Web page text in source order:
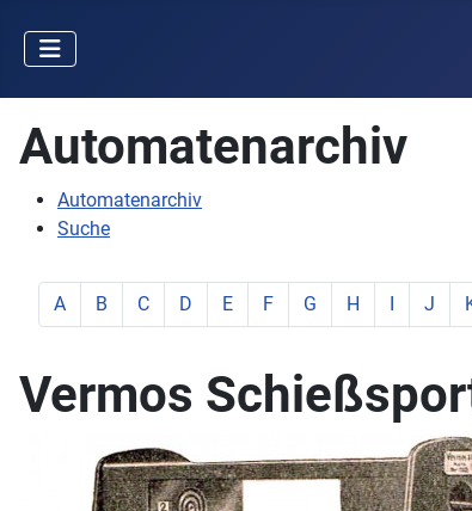
Automatenarchiv
Automatenarchiv
Suche
zeige Elemente mit Buchstabe:
A zeige Elemente mit Buchstabe:
B zeige Elemente mit Buchstabe:
C zeige Elemente mit Buchstabe:
D zeige Elemente mit Buchstabe:
E zeige Elemente mit
F zeige Elemente mit
G zeige Elemente
H zeige
I zeige
J
Vermos